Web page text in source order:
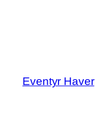
Eventyr Haver